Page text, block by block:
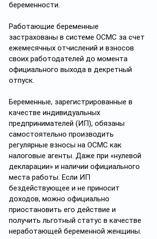
беременности.
Работающие беременные
застрахованы в системе ОСМС за счет
ежемесячных отчислений и взносов
своих работодателей до момента
официального выхода в декретный
отпуск.
Беременные, зарегистрированные в
качестве индивидуальных
предпринимателей (ИП), обязаны
самостоятельно производить
регулярные взносы на ОСМС как
налоговые агенты. Даже при «нулевой
декларации» и наличии официального
места работы. Если ИП
бездействующее и не приносит
доходов, можно официально
приостановить его действие и
получить льготный статус в качестве
неработающей беременной женщины.